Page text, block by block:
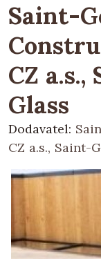
Saint-
CZ
Glass
Dodavatel:
CZ a.s., Saint-